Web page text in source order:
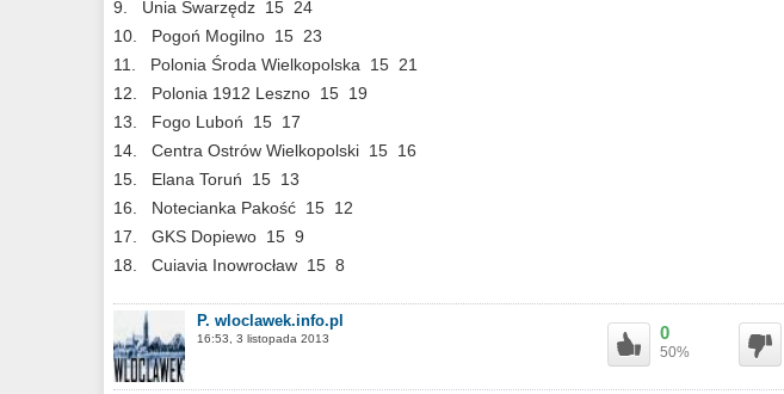
9. Unia Swarzędz 15 24
10. Pogoń Mogilno 15 23
11. Polonia Środa Wielkopolska 15 21
12. Polonia 1912 Leszno 15 19
13. Fogo Luboń 15 17
14. Centra Ostrów Wielkopolski 15 16
15. Elana Toruń 15 13
16. Notecianka Pakość 15 12
17. GKS Dopiewo 15 9
18. Cuiavia Inowrocław 15 8
P. wloclawek.info.pl
16:53, 3 listopada 2013 0
50%